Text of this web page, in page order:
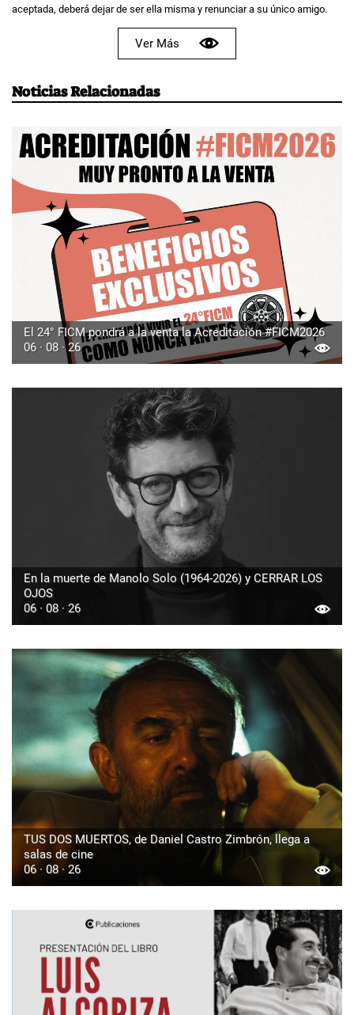
aceptada, deberá dejar de ser ella misma y renunciar a su único amigo.
Ver Más
Noticias Relacionadas
El 24° FICM pondrá a la venta la Acreditación #FICM2026
06 · 08 · 26
En la muerte de Manolo Solo (1964-2026) y CERRAR LOS
OJOS
06 · 08 · 26
TUS DOS MUERTOS, de Daniel Castro Zimbrón, llega a
salas de cine
06 · 08 · 26